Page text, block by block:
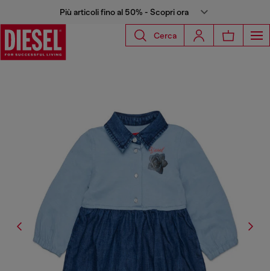
Più articoli fino al 50% - Scopri ora
Cerca